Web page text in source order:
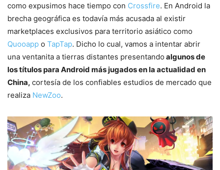
como expusimos hace tiempo con Crossfire. En Android la
brecha geográfica es todavía más acusada al existir
marketplaces exclusivos para territorio asiático como
Quooapp o TapTap. Dicho lo cual, vamos a intentar abrir
una ventanita a tierras distantes presentando algunos de
los títulos para Android más jugados en la actualidad en
China, cortesía de los confiables estudios de mercado que
realiza NewZoo.